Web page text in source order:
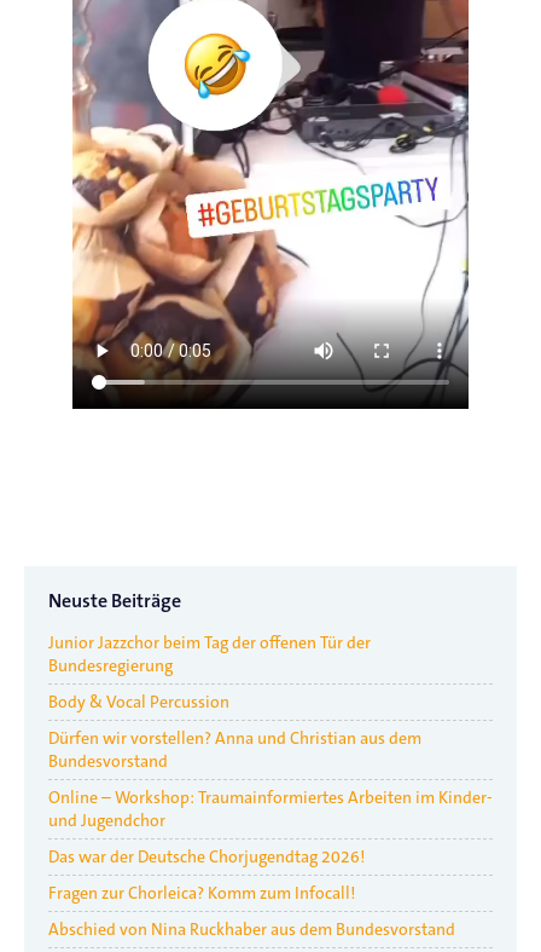
Neuste Beiträge
Junior Jazzchor beim Tag der offenen Tür der
Bundesregierung
Body & Vocal Percussion
Dürfen wir vorstellen? Anna und Christian aus dem
Bundesvorstand
Online – Workshop: Traumainformiertes Arbeiten im Kinder-
und Jugendchor
Das war der Deutsche Chorjugendtag 2026!
Fragen zur Chorleica? Komm zum Infocall!
Abschied von Nina Ruckhaber aus dem Bundesvorstand